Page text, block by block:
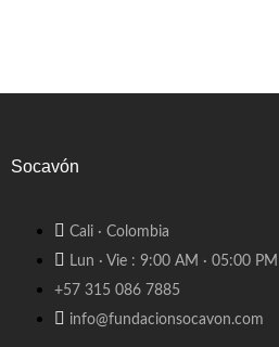
Socavón
Cali · Colombia
Lun · Vie : 9:00 AM · 05:00 PM
+57 315 086 7885
info@fundacionsocavon.com